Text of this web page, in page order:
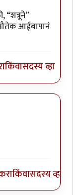
खेळताby
“शत्रूने”
आईबापानं
किंवासदस्य व्हा
किंवासदस्य व्हा